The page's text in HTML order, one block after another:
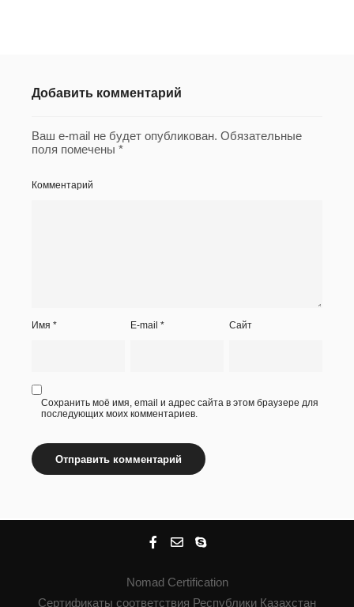
Добавить комментарий
Ваш e-mail не будет опубликован. Обязательные
поля помечены *
Комментарий
Имя * E-mail* Сайт
Сохранить моё имя, email и адрес сайта в этом браузере для
последующих моих комментариев.
Nomad Certification
Сертификаты соответствия Республики Казахстан